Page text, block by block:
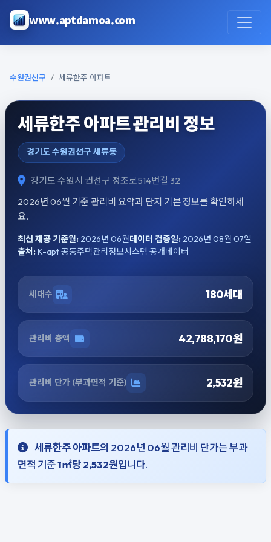
www.aptdamoa.com
수원권선구 세류한주 아파트
세류한주 아파트 관리비 정보
경기도 수원권선구 세류동
경기도 수원시 권선구 정조로514번길 32
2026년 06월 기준 관리비 요약과 단지 기본 정보를 확인하세
요.
최신 제공 기준월: 2026년 06월데이터 검증일: 2026년 08월 07일
출처:K-apt 공동주택관리정보시스템 공개데이터
세대수 180세대
관리비 총액 42,788,170원
관리비 단가 (부과면적 기준) 2,532원
세류한주 아파트의 2026년 06월 관리비 단가는 부과
면적 기준1㎡당 2,532원입니다.